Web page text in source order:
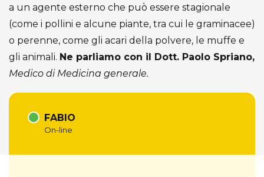
a un agente esterno che può essere stagionale
(come i pollini e alcune piante, tra cui le graminacee)
o perenne, come gli acari della polvere, le muffe e
gli animali. Ne parliamo con il Dott. Paolo Spriano,
Medico di Medicina generale.
FABIO
On-line